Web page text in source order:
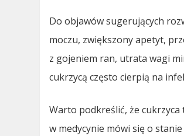
Do objawów sugerujących
moczu, zwiększony apetyt,
z gojeniem ran, utrata wagi
cukrzycą często cierpią na
Warto podkreślić, że
w medycynie mówi się o